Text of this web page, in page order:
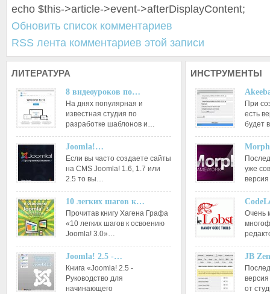
echo $this->article->event->afterDisplayContent;
Обновить список комментариев
RSS лента комментариев этой записи
ЛИТЕРАТУРА
8 видеоуроков по…
На днях популярная и
известная студия по
разработке шаблонов и…
Joomla!…
Если вы часто создаете сайты
на CMS Joomla! 1.6, 1.7 или
2.5 то вы…
10 легких шагов к…
Прочитав книгу Хагена Графа
«10 легких шагов к освоению
Joomla! 3.0»…
Joomla! 2.5 -…
Книга «Joomla! 2.5 -
Руководство для
начинающего
ИНСТРУМЕНТЫ
При
есть
будет
уже
Очень
JB
от